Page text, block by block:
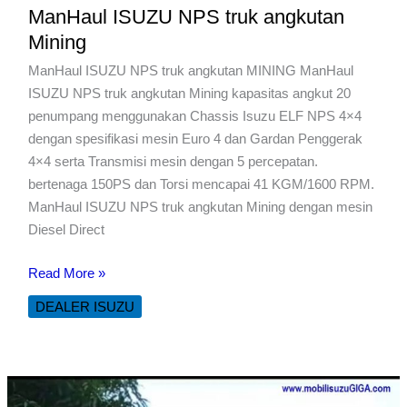
ManHaul ISUZU NPS truk angkutan
Mining
ManHaul ISUZU NPS truk angkutan MINING ManHaul
ISUZU NPS truk angkutan Mining kapasitas angkut 20
penumpang menggunakan Chassis Isuzu ELF NPS 4×4
dengan spesifikasi mesin Euro 4 dan Gardan Penggerak
4×4 serta Transmisi mesin dengan 5 percepatan.
bertenaga 150PS dan Torsi mencapai 41 KGM/1600 RPM.
ManHaul ISUZU NPS truk angkutan Mining dengan mesin
Diesel Direct
ManHaul
ISUZU
NPS
Read More »
DEALER ISUZU